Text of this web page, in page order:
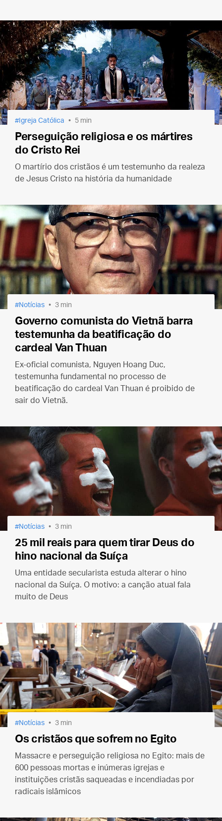
Igreja Católica 5 min
Perseguição religiosa e os mártires
do Cristo Rei
O martírio dos cristãos é um testemunho da realeza
de Jesus Cristo na história da humanidade
Notícias 3 min
Governo comunista do Vietnã barra
testemunha da beatificação do
cardeal Van Thuan
Ex-oficial comunista, Nguyen Hoang Duc,
testemunha fundamental no processo de
beatificação do cardeal Van Thuan é proibido de
sair do Vietnã.
Notícias 3 min
25 mil reais para quem tirar Deus do
hino nacional da Suíça
Uma entidade secularista estuda alterar o hino
nacional da Suíça. O motivo: a canção atual fala
muito de Deus
Notícias 3 min
Os cristãos que sofrem no Egito
Massacre e perseguição religiosa no Egito: mais de
600 pessoas mortas e inúmeras igrejas e
instituições cristãs saqueadas e incendiadas por
radicais islâmicos